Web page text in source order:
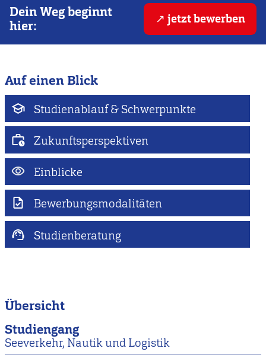
Dein Weg beginnt
hier:
jetzt bewerben
Auf einen Blick
Studienablauf & Schwerpunkte
Zukunftsperspektiven
Einblicke
Bewerbungsmodalitäten
Studienberatung
Übersicht
Studiengang
Seeverkehr, Nautik und Logistik